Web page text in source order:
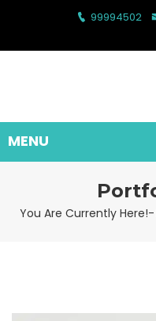
99994502
You Are Currently Here!-